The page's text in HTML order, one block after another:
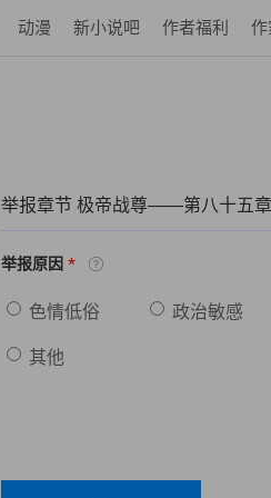
动漫 新小说吧 作者福利 作
举报章节 极帝战尊——第八十五
举报原因 *
色情低俗 政治敏感
其他